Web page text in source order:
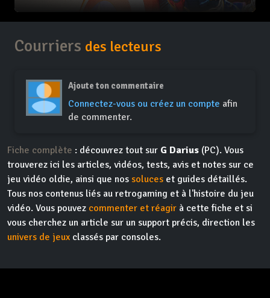
Courriers des lecteurs
Ajoute ton commentaire
Connectez-vous ou créez un compte afin
de commenter.
Fiche complète : découvrez tout sur G Darius (PC). Vous
trouverez ici les articles, vidéos, tests, avis et notes sur ce
jeu vidéo oldie, ainsi que nos soluces et guides détaillés.
Tous nos contenus liés au retrogaming et à l'histoire du jeu
vidéo. Vous pouvez commenter et réagir à cette fiche et si
vous cherchez un article sur un support précis, direction les
univers de jeux classés par consoles.